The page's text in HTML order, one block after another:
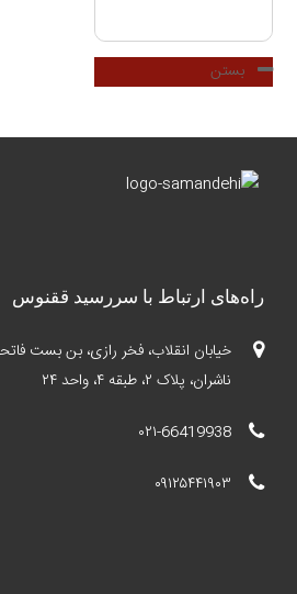
بستن
راه‌های ارتباط با سررسید ققنوس
خیابان انقلاب، فخر رازی، بن بست
ناشران، پلاک ۲، طبقه ۴، واحد ۲۴
۰۲۱-66419938
۰۹۱۲۵۴۴۱۹۰۳